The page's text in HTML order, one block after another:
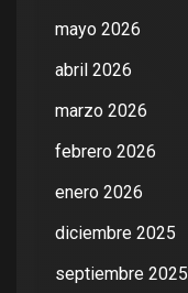
mayo 2026
abril 2026
marzo 2026
febrero 2026
enero 2026
diciembre 2025
septiembre 2025